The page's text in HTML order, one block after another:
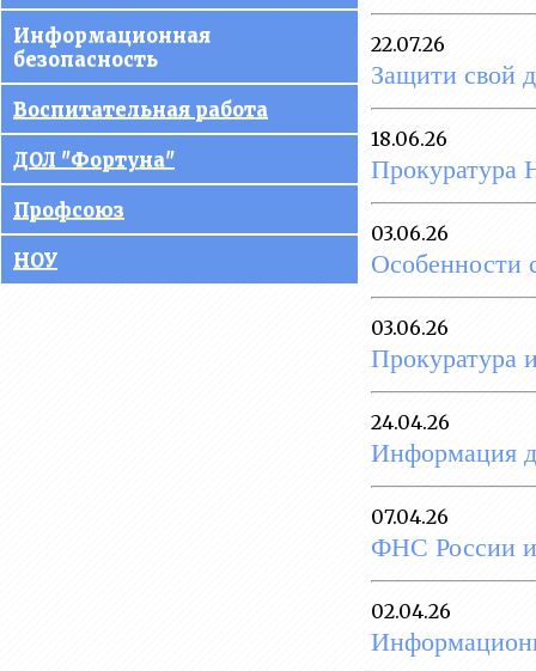
управления
образовательной
организацией
Документы
Образование
Руководство
Педагогический состав
Информационная
безопасность
Воспитательная работа
ДОЛ "Фортуна"
Профсоюз
НОУ
22.07.26
Защити свой
18.06.26
Прокуратура
03.06.26
Особенности
03.06.26
Прокуратура
24.04.26
Информация
07.04.26
ФНС России
02.04.26